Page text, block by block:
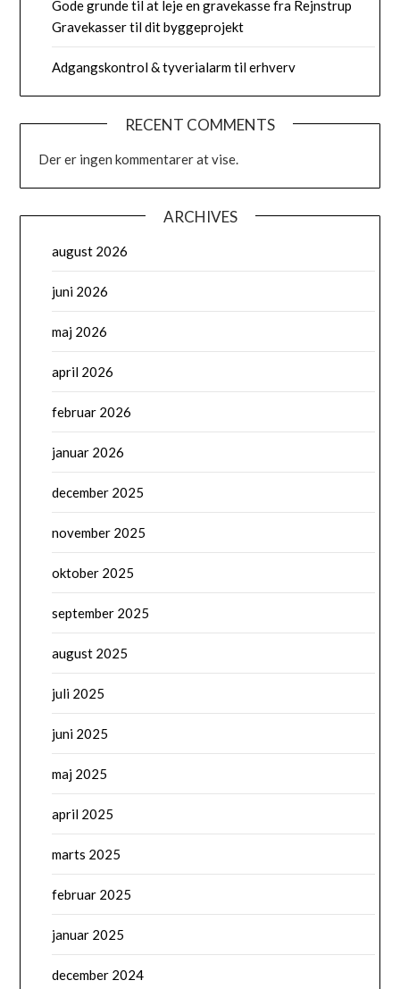
Gode grunde til at leje en gravekasse fra Rejnstrup
Gravekasser til dit byggeprojekt
Adgangskontrol & tyverialarm til erhverv
RECENT COMMENTS
Der er ingen kommentarer at vise.
ARCHIVES
august 2026
juni 2026
maj 2026
april 2026
februar 2026
januar 2026
december 2025
november 2025
oktober 2025
september 2025
august 2025
juli 2025
juni 2025
maj 2025
april 2025
marts 2025
februar 2025
januar 2025
december 2024